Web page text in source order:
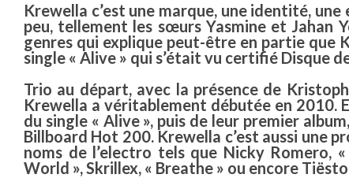
Krewella c’est une marque, une identité,
peu, tellement les sœurs Yasmine et Jahan
genres qui explique peut-être en partie que
single « Alive » qui s’était vu certifié Disque
Trio au départ, avec la présence de
Krewella a véritablement débutée en 2010.
du single « Alive », puis de leur premier album,
Billboard Hot 200. Krewella c’est aussi une
noms de l’electro tels que Nicky Romero,
World », Skrillex, « Breathe » ou encore